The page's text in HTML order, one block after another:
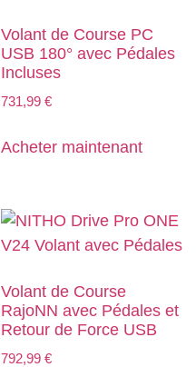
Volant de Course PC
USB 180° avec Pédales
Incluses
731,99 €
Acheter maintenant
Volant de Course
RajoNN avec Pédales et
Retour de Force USB
792,99 €